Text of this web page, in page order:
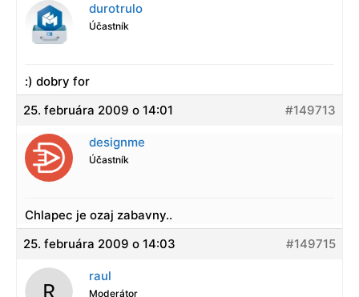
durotrulo
Účastník
:) dobry for
25. februára 2009 o 14:01
#149713
designme
Účastník
Chlapec je ozaj zabavny..
25. februára 2009 o 14:03
#149715
raul
Moderátor